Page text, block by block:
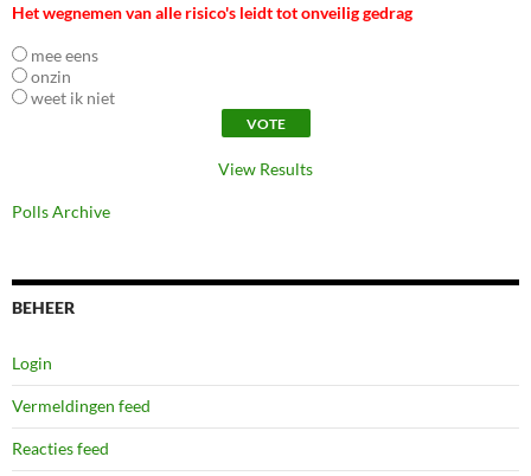
Het wegnemen van alle risico's leidt tot onveilig gedrag
mee eens
onzin
weet ik niet
View Results
Polls Archive
BEHEER
Login
Vermeldingen feed
Reacties feed